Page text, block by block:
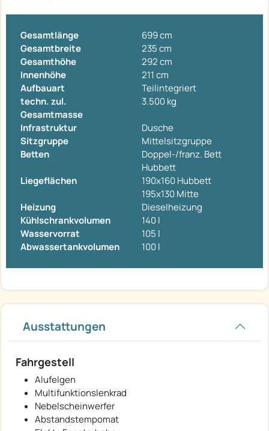
Gesamtlänge
699 cm
Gesamtbreite
235 cm
Gesamthöhe
292 cm
Innenhöhe
211 cm
Aufbauart
Teilintegriert
techn. zul.
Gesamtmasse
3.500 kg
Infrastruktur
Dusche
Sitzgruppe
Mittelsitzgruppe
Betten
Doppel-/franz. Bett
Hubbett
Liegeflächen
190x160 Hubbett
195x130 Mitte
Heizung
Dieselheizung
Kühlschrankvolumen
140 l
Wasservorrat
105 l
Abwassertankvolumen
100 l
Ausstattungen
Fahrgestell
Alufelgen
Multifunktionslenkrad
Nebelscheinwerfer
Abstandstempomat